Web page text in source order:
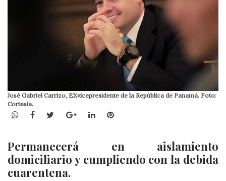
José Gabriel Carrizo, EXvicepresidente de la República de Panamá. Foto:
Cortesía.
WhatsApp
Facebook
TwitterGoogle+LinkedInPinterest
Permanecerá en aislamiento
domiciliario y cumpliendo con la debida
cuarentena.